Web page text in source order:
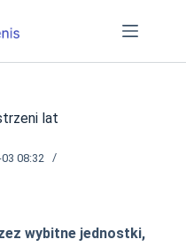
lat
08:32
wybitne jednostki,